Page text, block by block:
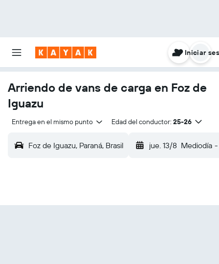
Iniciar
Arriendo de vans de carga en Foz de
Iguazu
Entrega en el mismo punto Edad del conductor: 25-26
Foz de Iguazu, Paraná, Brasil jue. 13/8 Mediodía -